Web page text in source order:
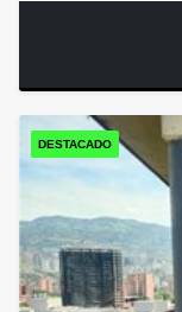
DESTACADO